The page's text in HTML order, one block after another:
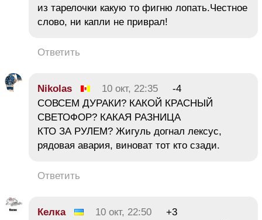
из тарелочки какую то фигню лопать.Честное
слово, ни капли не приврал!
Ответить
Nikolas 10 окт, 22:35
-4
СОВСЕМ ДУРАКИ? КАКОЙ КРАСНЫЙ
СВЕТОФОР? КАКАЯ РАЗНИЦА
КТО ЗА РУЛЕМ? Жигуль догнал лексус,
рядовая авария, виноват тот кто сзади.
Ответить
Келка 10 окт, 22:50
+3